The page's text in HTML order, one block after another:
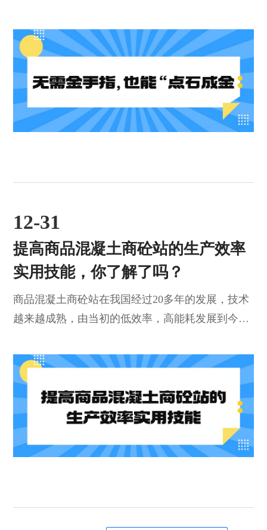
经数千年发展漫长而缓慢百年间的工业外加剂发展
突飞猛进外加剂是如何诞生的？它是如何改变混凝
土世界的？以下内容来自于中国混凝土外加剂博物
馆，如果你感兴趣的话可以点击《共享共创|中国混
凝土外加剂博物馆筑梦之旅》查看。“混凝土外加
剂是混凝土中除胶凝材料、骨料、水和纤维组分以
12-31
提高商品混凝土商砼站的生产效率
实用技能，你了解了吗？
商品混凝土商砼站在我国经过20多年的发展，技术
越来越成熟，由当初的低效率，高能耗发展到今天
一次的变革，随着时间的推移，商品混凝土商砼站
市场也在持续升温，建好了的搅拌站，怎样才能提
高生产效率以满足建筑工程的需要呢?下面，我们
就与大家共同探讨这个方面的问题。三个时间结点
投料时间、搅拌时间和出料时间，这三个时间是影
响搅拌站生产效率的三个时间结点。首先，用户在